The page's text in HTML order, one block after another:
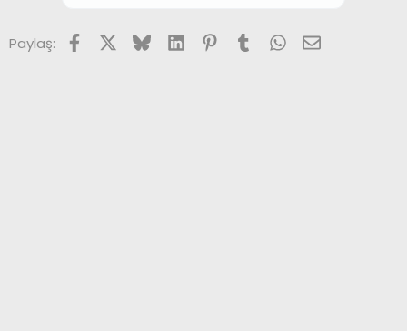
Paylaş: FacebookX (Twitter)
BlueskyLinkedInPinterest
TumblrWhatsApp
E-posta